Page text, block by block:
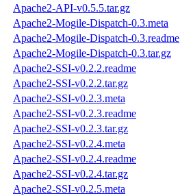
Apache2-API-v0.5.5.tar.gz
Apache2-Mogile-Dispatch-0.3.meta
Apache2-Mogile-Dispatch-0.3.readme
Apache2-Mogile-Dispatch-0.3.tar.gz
Apache2-SSI-v0.2.2.readme
Apache2-SSI-v0.2.2.tar.gz
Apache2-SSI-v0.2.3.meta
Apache2-SSI-v0.2.3.readme
Apache2-SSI-v0.2.3.tar.gz
Apache2-SSI-v0.2.4.meta
Apache2-SSI-v0.2.4.readme
Apache2-SSI-v0.2.4.tar.gz
Apache2-SSI-v0.2.5.meta